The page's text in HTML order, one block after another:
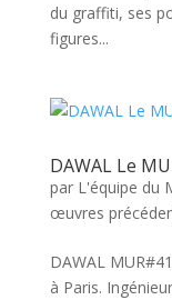
du graffiti, ses
figures...
DAWAL Le
par L'équipe du
œuvres
DAWAL
à Paris.